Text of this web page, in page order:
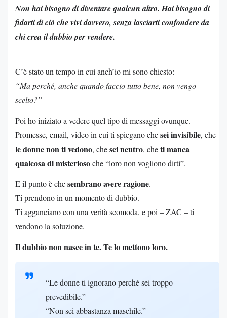
Non hai bisogno di diventare qualcun altro. Hai bisogno di
fidarti di ciò che vivi davvero, senza lasciarti confondere da
chi crea il dubbio per vendere.
C’è stato un tempo in cui anch’io mi sono chiesto:
“Ma perché, anche quando faccio tutto bene, non vengo
scelto?”
Poi ho iniziato a vedere quel tipo di messaggi ovunque.
Promesse, email, video in cui ti spiegano chesei invisibile, che
le donne non ti vedono, chesei neutro, cheti manca
qualcosa di misteriosoche “loro non vogliono dirti”.
E il punto è chesembrano avere ragione.
Ti prendono in un momento di dubbio.
Ti agganciano con una verità scomoda, e poi – ZAC – ti
vendono la soluzione.
Il dubbio non nasce in te. Te lo mettono loro.
“Le donne ti ignorano perché sei troppo
prevedibile.”
“Non sei abbastanza maschile.”